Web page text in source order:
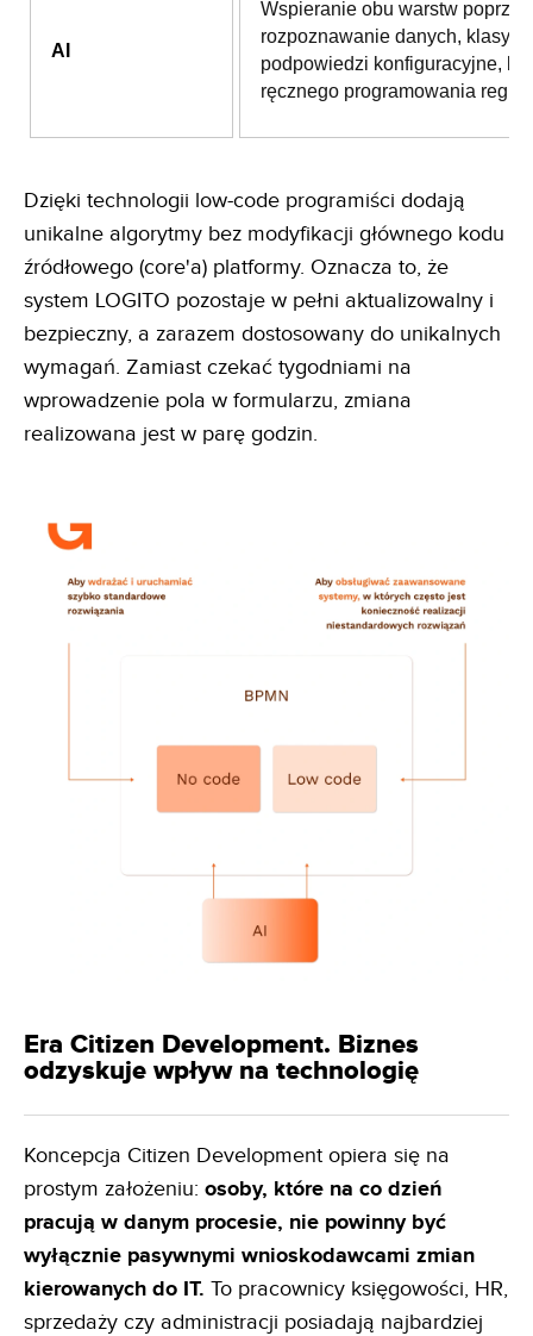
AI
Wspieranie obu warstw
rozpoznawanie danych,
podpowiedzi konfiguracyjne,
ręcznego programowania reguł.
Dzięki technologii low-code programiści dodają
unikalne algorytmy bez modyfikacji głównego kodu
źródłowego (core'a) platformy. Oznacza to, że
system LOGITO pozostaje w pełni aktualizowalny i
bezpieczny, a zarazem dostosowany do unikalnych
wymagań. Zamiast czekać tygodniami na
wprowadzenie pola w formularzu, zmiana
realizowana jest w parę godzin.
Era Citizen Development. Biznes
odzyskuje wpływ na technologię
Koncepcja Citizen Development opiera się na
prostym założeniu: osoby, które na co dzień
pracują w danym procesie, nie powinny być
wyłącznie pasywnymi wnioskodawcami zmian
kierowanych do IT. To pracownicy księgowości, HR,
sprzedaży czy administracji posiadają najbardziej